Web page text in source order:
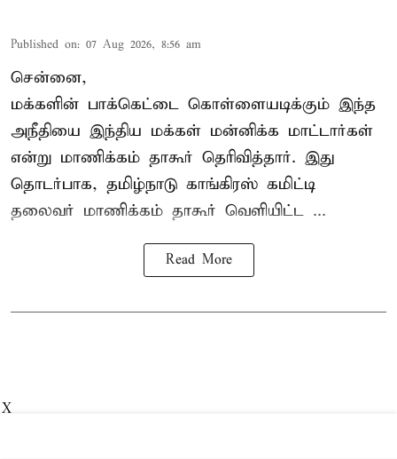
Published on: 07 Aug 2026, 8:56 am
சென்னை,
மக்களின் பாக்கெட்டை கொள்ளையடிக்கும் இந்த
அநீதியை இந்திய மக்கள் மன்னிக்க மாட்டார்கள்
என்று மாணிக்கம் தாகூர் தெரிவித்தார். இது
தொடர்பாக, தமிழ்நாடு காங்கிரஸ் கமிட்டி
தலைவர் மாணிக்கம் தாகூர் வெளியிட்ட ...
Read More
X